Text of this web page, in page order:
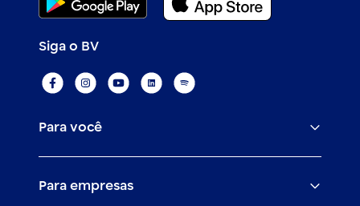
Siga o BV
Para você
Conta
Para empresas